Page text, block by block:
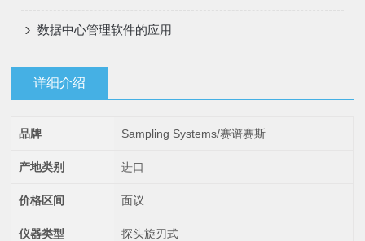
数据中心管理软件的应用
详细介绍
品牌 Sampling Systems/赛谱赛斯
产地类别 进口
价格区间 面议
仪器类型 探头旋刃式